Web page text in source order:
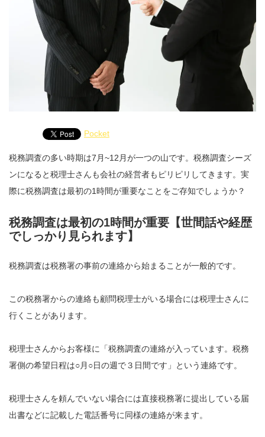
Pocket
税務調査の多い時期は7月~12月が一つの山です。税務調査シーズ
ンになると税理士さんも会社の経営者もピリピリしてきます。実
際に税務調査は最初の1時間が重要なことをご存知でしょうか？
税務調査は最初の1時間が重要【世間話や経歴
でしっかり見られます】
税務調査は税務署の事前の連絡から始まることが一般的です。
この税務署からの連絡も顧問税理士がいる場合には税理士さんに
行くことがあります。
税理士さんからお客様に「税務調査の連絡が入っています。税務
署側の希望日程は○月○日の週で３日間です」という連絡です。
税理士さんを頼んでいない場合には直接税務署に提出している届
出書などに記載した電話番号に同様の連絡が来ます。